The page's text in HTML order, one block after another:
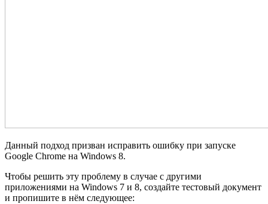
Данный подход призван исправить ошибку при запуске
Google Chrome на Windows 8.
Чтобы решить эту проблему в случае с другими
приложениями на Windows 7 и 8, создайте тестовый документ
и пропишите в нём следующее: